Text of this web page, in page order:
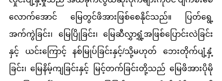
လောက်အောင် မြေတွင်ဖိအားဖြစ်စေနိုင်သည်။ ပြတ်ရွေ့
အက်ကွဲခြင်း၊ မြေပြိုခြင်း၊ မြေဆီလွှာရွှံ့အဖြစ်ပြောင်းလဲခြင်း
နှင့် ယင်းကြောင့် နစ်မြုပ်ခြင်းနှင့်/သို့မဟုတ် ဘေးတိုက်ပျံ့နှံ့
ခြင်း၊ မြေနိမ့်ကျခြင်းနှင့် မြင့်တက်ခြင်းတို့သည် မြေဖိအားပိုမို